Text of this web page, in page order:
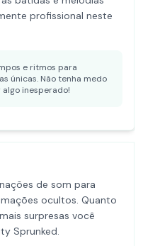
profissional neste
e ritmos para
únicas. Não tenha medo
inesperado!
de som para
ocultos. Quanto
surpresas você
Sprunked.